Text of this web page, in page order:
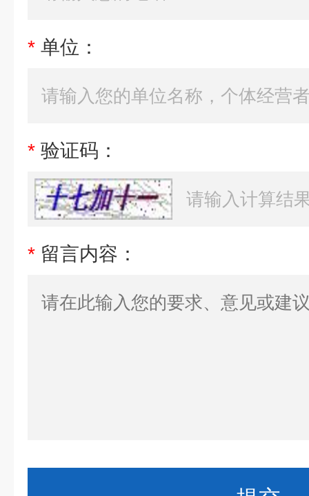
* 单位：
* 验证码：
* 留言内容：